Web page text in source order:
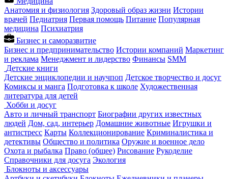
Анатомия и физиология Здоровый образ жизни Истории
врачей Педиатрия Первая помощь Питание Популярная
медицина Психиатрия
Бизнес и саморазвитие
Бизнес и предпринимательство Истории компаний Маркетинг
и реклама Менеджмент и лидерство Финансы SMM
Детские книги
Детские энциклопедии и научпоп Детское творчество и досуг
Комиксы и манга Подготовка к школе Художественная
литература для детей
Хобби и досуг
Авто и личный транспорт Биографии других известных
людей Дом, сад, интерьер Домашние животные Игрушки и
антистресс Карты Коллекционирование Криминалистика и
детективы Общество и политика Оружие и военное дело
Охота и рыбалка Право (общее) Рисование Рукоделие
Справочники для досуга Экология
Блокноты и аксессуары